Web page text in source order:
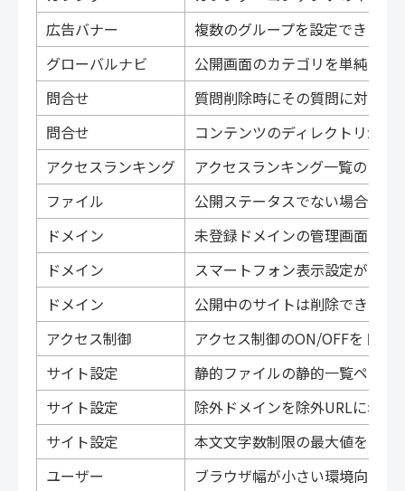
広告バナー
複数のグループを設定できるよ
グローバルナビ
公開画面のカテゴリを単純な階
問合せ
質問削除時にその質問に対す
問合せ
コンテンツのディレクトリが
アクセスランキング
アクセスランキング一覧のリン
ファイル
公開ステータスでない場合で
ドメイン
未登録ドメインの管理画面アク
ドメイン
スマートフォン表示設定がPC
ドメイン
公開中のサイトは削除できない
アクセス制御
アクセス制御のON/OFFをトグ
サイト設定
静的ファイルの静的一覧ペー
サイト設定
除外ドメインを除外URLに名
サイト設定
本文文字数制限の最大値を100
ユーザー
ブラウザ幅が小さい環境向け